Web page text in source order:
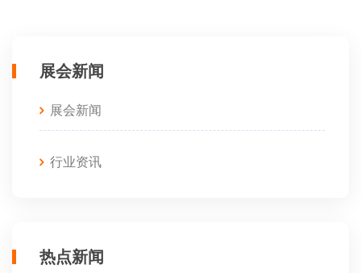
展会新闻
展会新闻
行业资讯
热点新闻